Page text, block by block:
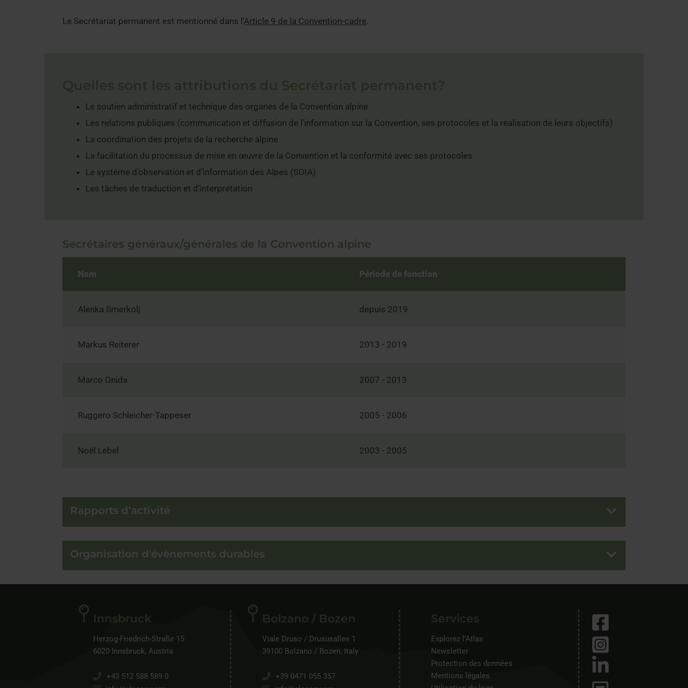
Le Secrétariat permanent est mentionné dans l'Article 9 de la Convention-cadre.
Le soutien administratif et technique des organes de la Convention alpine
Les relations publiques (communication et diffusion de l’information sur la Convention, ses protocoles et la réalisation de leurs objectifs)
La coordination des projets de la recherche alpine
La facilitation du processus de mise en œuvre de la Convention et la conformité avec ses protocoles
Le système d’observation et d’information des Alpes (SOIA)
Les tâches de traduction et d’interprétation
Secrétaires généraux/générales de la Convention alpine
Nom Période de fonction
Alenka Smerkolj depuis 2019
Markus Reiterer 2013 - 2019
Marco Onida 2007 - 2013
Ruggero Schleicher-Tappeser 2005 - 2006
Noël Lebel 2003 - 2005
Rapports d’activité
Organisation d'évènements durables
Innsbruck
Herzog-Friedrich-Straße 15
6020 Innsbruck, Austria
+43 512 588 589 0
Bolzano / Bozen
Viale Druso / Drususallee 1
39100 Bolzano / Bozen, Italy
+39 0471 055 357
Services
Explorez l’Atlas
Newsletter
Protection des données
Mentions légales